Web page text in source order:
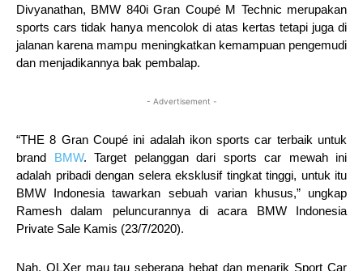
Divyanathan, BMW 840i Gran Coupé M Technic merupakan
sports cars tidak hanya mencolok di atas kertas tetapi juga di
jalanan karena mampu meningkatkan kemampuan pengemudi
dan menjadikannya bak pembalap.
- Advertisement -
“THE 8 Gran Coupé ini adalah ikon sports car terbaik untuk
brand BMW. Target pelanggan dari sports car mewah ini
adalah pribadi dengan selera eksklusif tingkat tinggi, untuk itu
BMW Indonesia tawarkan sebuah varian khusus,” ungkap
Ramesh dalam peluncurannya di acara BMW Indonesia
Private Sale Kamis (23/7/2020).
Nah, OLXer mau tau seberapa hebat dan menarik Sport Car